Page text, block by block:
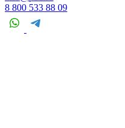
8 800 533 88 09